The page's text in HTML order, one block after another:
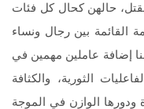
حالهن كحال كل فئات
القائمة بين رجال ونساء
إضافة عاملين مهمين في
الثورية، والكثافة
ودورها الوازن في الموجة